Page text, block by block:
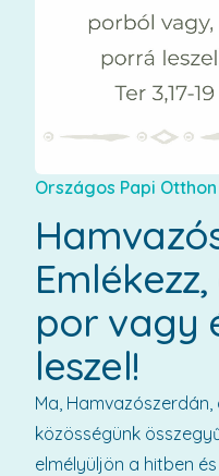
Országos Papi Otthon
por vagy
leszel!
Ma,
közösségünk
elmélyüljön a hitben